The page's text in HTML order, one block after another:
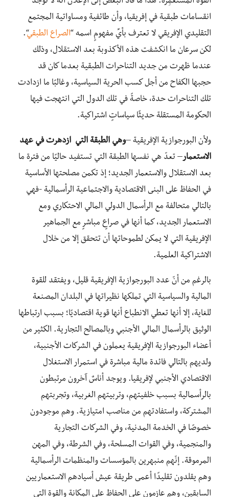
انقسامات طبقية في إفريقيا، وأن طائفية ومساواتية المجتمع
التقليدي الإفريقي لا تعترف بأيِّ مفهومٍ اسمه “الصراع الطبقي“.
لكن سرعان ما انكشفت هذه الأكذوبة بعد الاستقلال، وذلك
عندما ظهرت من جديد التناحرات الطبقية بعدما كان قد
حجبها الكفاح من أجل كسب الحرية السياسية، وغالبًا ما ازدادت
تلك التناحرات حدة، خاصةً في تلك الدول التي انتهجت فيها
الحكومة المستقلة حديثًا سياساتٍ اشتراكية.
ولأن البورجوازية الإفريقية –وهي الطبقة التي ازدهرت في عهد
الاستعمار– تعدّ هي نفسها الطبقة التي تستفيد حاليًا من فترة ما
بعد الاستقلال والاستعمار الجديد؛ إذ تكمن مصلحتها الأساسية
في الحفاظ على البنى الاقتصادية والاجتماعية الرأسمالية -فهي
بالتالي متحالفة مع الرأسمال الدولي المالي الاحتكاري ومع
الاستعمار الجديد، كما أنها في صراعٍ مباشرٍ مع الجماهير
الإفريقية التي لا يمكن لطموحاتها أن تتحقق إلا من خلال
الاشتراكية العلمية.
بالرغم من أنّ عدد البورجوازية الإفريقية قليل، ويفتقد للقوة
المالية والسياسية التي تملكها نظيراتها في البلدان المصنعة
للغاية، إلا أنها تعطي الانطباع أنها قوية اقتصاديًا؛ بسبب ارتباطها
الوثيق بالرأسمال المالي الأجنبي وبالمصالح التجارية. الكثير من
أعضاء البورجوازية الإفريقية يعملون في الشركات الأجنبية،
ولديهم بالتالي فائدة مالية مباشرة في استمرار الاستغلال
الاقتصادي الأجنبي لإفريقيا. ويوجد أناسٌ آخرون مرتبطون
بالرأسمالية بسبب خلفيتهم، وتربيتهم الغربية، وتجربتهم
المشتركة، واستفادتهم من مناصب امتيازية. وهم موجودون
خصوصًا في الخدمة المدنية، وفي الشركات التجارية
والمنجمية، وفي القوات المسلحة، وفي الشرطة، وفي المهن
المرموقة. إنّهم منبهرين بالمؤسسات والمنظمات الرأسمالية
وهم يقلدون تقليدًا أعمى طريقة عيش أسيادهم الاستعماريين
السابقين، وهم عازمون على الحفاظ على المكانة والقوة التي